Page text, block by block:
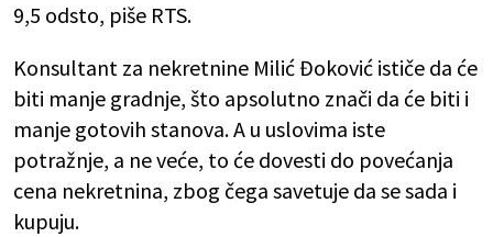
9,5 odsto, piše RTS.
Konsultant za nekretnine Milić Đoković ističe da će
biti manje gradnje, što apsolutno znači da će biti i
manje gotovih stanova. A u uslovima iste
potražnje, a ne veće, to će dovesti do povećanja
cena nekretnina, zbog čega savetuje da se sada i
kupuju.